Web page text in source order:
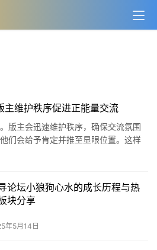
主维护秩序促进正能量交流
版主会迅速维护秩序，确保交流氛围
们会给予肯定并推至显眼位置。这样
正能量。 来自各地论坛的网友们，职
论坛小狼狗心水的成长历程与热
块分享
年5月14日